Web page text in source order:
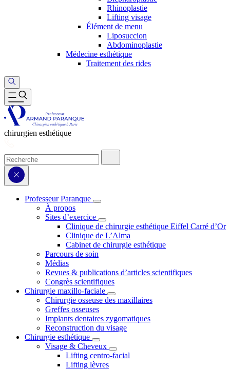
Rhinoplastie
Lifting visage
Élément de menu
Liposuccion
Abdominoplastie
Médecine esthétique
Traitement des rides
chirurgien esthétique
Professeur Paranque
À propos
Sites d’exercice
Clinique de chirurgie esthétique Eiffel Carré d’Or
Clinique de L’Alma
Cabinet de chirurgie esthétique
Parcours de soin
Médias
Revues & publications d’articles scientifiques
Congrès scientifiques
Chirurgie maxillo-faciale
Chirurgie osseuse des maxillaires
Greffes osseuses
Implants dentaires zygomatiques
Reconstruction du visage
Chirurgie esthétique
Visage & Cheveux
Lifting centro-facial
Lifting lèvres